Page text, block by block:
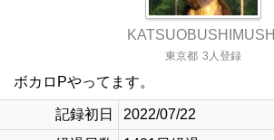
KATSUOBUSHIMUSHI
東京都 3人登録
ボカロPやってます。
記録初日
2022/07/22